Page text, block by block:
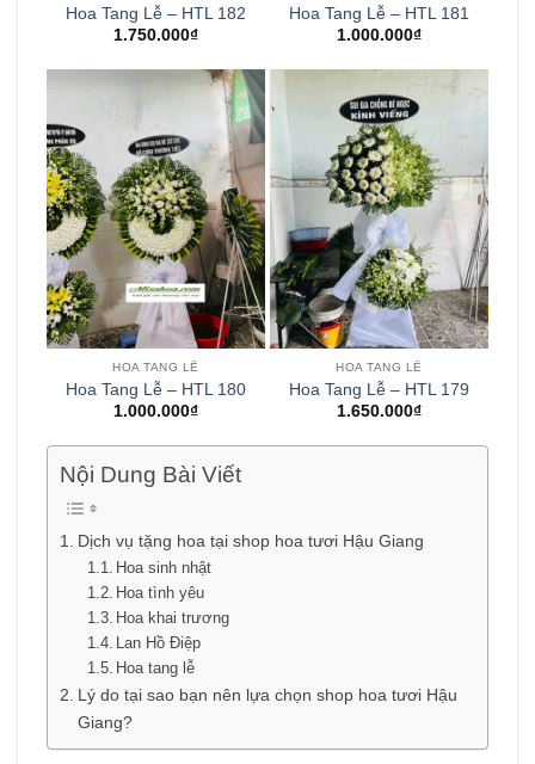
Hoa Tang Lễ – HTL 182
1.750.000₫
Hoa Tang Lễ – HTL 181
1.000.000₫
HOA TANG LỄ
Hoa Tang Lễ – HTL 180
1.000.000₫
HOA TANG LỄ
Hoa Tang Lễ – HTL 179
1.650.000₫
Nội Dung Bài Viết
Dịch vụ tặng hoa tại shop hoa tươi Hậu Giang
Hoa sinh nhật
Hoa tình yêu
Hoa khai trương
Lan Hồ Điệp
Hoa tang lễ
Lý do tại sao bạn nên lựa chọn shop hoa tươi Hậu
Giang?